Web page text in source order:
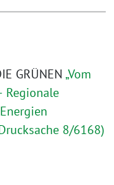
GRÜNEN „Vom
Regionale
8/6168)